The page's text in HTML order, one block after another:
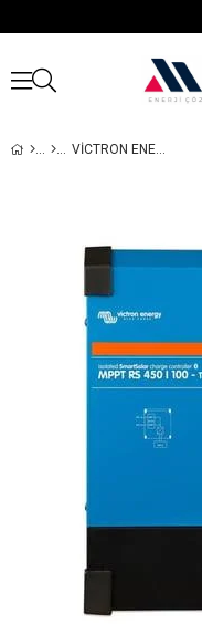
VICTRON ENERGY SMARTSOLAR MPPT ŞARJ REGÜLATÖRÜ RS 450/100-TR